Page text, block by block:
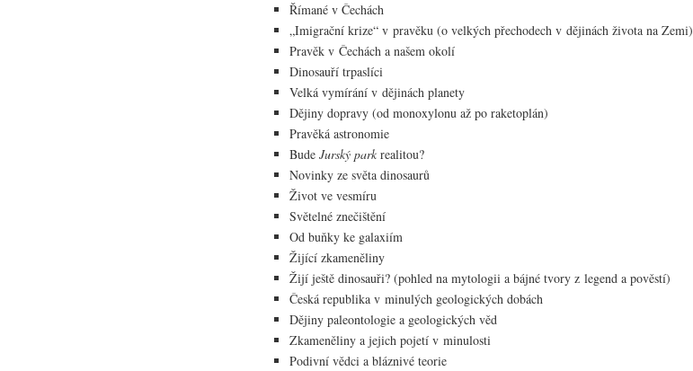
Římané v Čechách
„Imigrační krize“ v pravěku (o velkých přechodech v dějinách života na Zemi)
Pravěk v Čechách a našem okolí
Dinosauří trpaslíci
Velká vymírání v dějinách planety
Dějiny dopravy (od monoxylonu až po raketoplán)
Pravěká astronomie
Bude Jurský park realitou?
Novinky ze světa dinosaurů
Život ve vesmíru
Světelné znečištění
Od buňky ke galaxiím
Žijící zkameněliny
Žijí ještě dinosauři? (pohled na mytologii a bájné tvory z legend a pověstí)
Česká republika v minulých geologických dobách
Dějiny paleontologie a geologických věd
Zkameněliny a jejich pojetí v minulosti
Podivní vědci a bláznivé teorie